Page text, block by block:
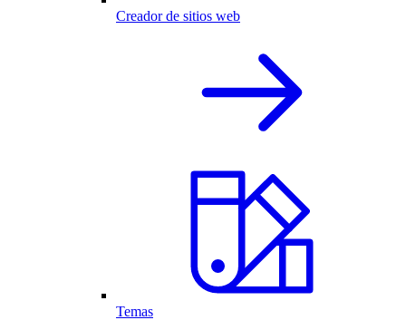
Creador de sitios web
Temas